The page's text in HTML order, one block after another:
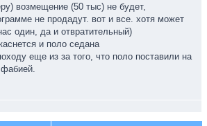
возмещение (50 тыс) не будет,
не продадут. вот и все. хотя может
один, да и отвратительный)
и поло седана
еще из за того, что поло поставили на